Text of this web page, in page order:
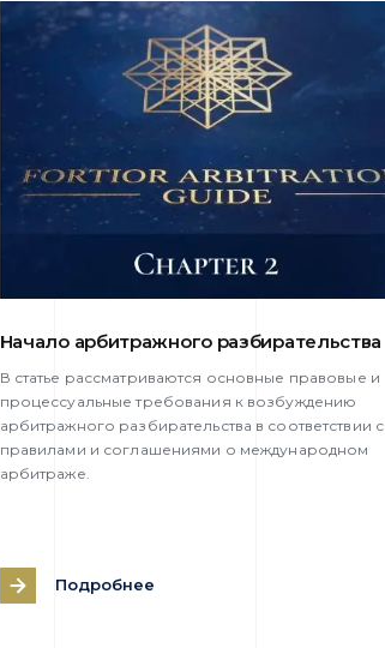
Начало арбитражного разбирательства
В статье рассматриваются основные правовые и
процессуальные требования к возбуждению
арбитражного разбирательства в соответствии с
правилами и соглашениями о международном
арбитраже.
Подробнее